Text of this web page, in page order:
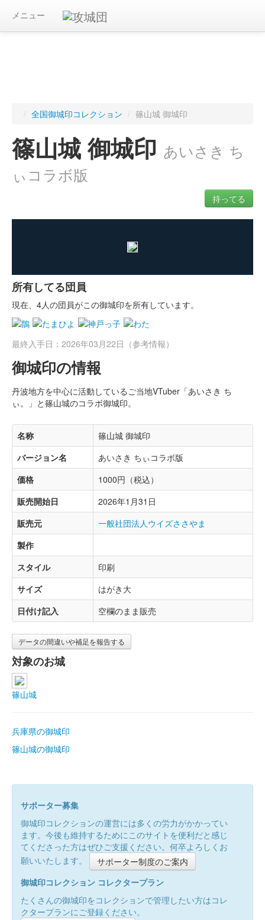
メニュー
/ 全国御城印コレクション / 篠山城 御城印
篠山城 御城印 あいさき ち
ぃコラボ版
持ってる
所有してる団員
現在、4人の団員がこの御城印を所有しています。
最終入手日：2026年03月22日（参考情報）
御城印の情報
丹波地方を中心に活動しているご当地VTuber「あいさき ち
ぃ。」と篠山城のコラボ御城印。
名称
篠山城 御城印
バージョン名
あいさき ちぃコラボ版
価格
1000円（税込）
販売開始日
2026年1月31日
販売元
一般社団法人ウイズささやま
製作
スタイル
印刷
サイズ
はがき大
日付け記入
空欄のまま販売
データの間違いや補足を報告する
対象のお城
篠山城
兵庫県の御城印
篠山城の御城印
サポーター募集
御城印コレクションの運営には多くの労力がかかってい
ます。今後も維持するためにこのサイトを便利だと感じ
てくださった方はぜひご支援ください。何卒よろしくお
願いいたします。
サポーター制度のご案内
御城印コレクション コレクタープラン
たくさんの御城印をコレクションで管理したい方はコレ
クタープランにご登録ください。